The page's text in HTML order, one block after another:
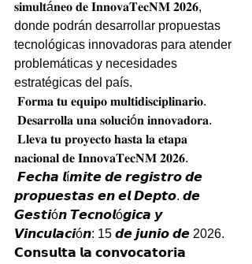
𝐬𝐢𝐦𝐮𝐥𝐭á𝐧𝐞𝐨 𝐝𝐞 𝐈𝐧𝐧𝐨𝐯𝐚𝐓𝐞𝐜𝐍𝐌 𝟐𝟎𝟐𝟔,
donde podrán desarrollar propuestas
tecnológicas innovadoras para atender
problemáticas y necesidades
estratégicas del país.
𝐅𝐨𝐫𝐦𝐚 𝐭𝐮 𝐞𝐪𝐮𝐢𝐩𝐨 𝐦𝐮𝐥𝐭𝐢𝐝𝐢𝐬𝐜𝐢𝐩𝐥𝐢𝐧𝐚𝐫𝐢𝐨.
𝐃𝐞𝐬𝐚𝐫𝐫𝐨𝐥𝐥𝐚 𝐮𝐧𝐚 𝐬𝐨𝐥𝐮𝐜𝐢ó𝐧 𝐢𝐧𝐧𝐨𝐯𝐚𝐝𝐨𝐫𝐚.
𝐋𝐥𝐞𝐯𝐚 𝐭𝐮 𝐩𝐫𝐨𝐲𝐞𝐜𝐭𝐨 𝐡𝐚𝐬𝐭𝐚 𝐥𝐚 𝐞𝐭𝐚𝐩𝐚
𝐧𝐚𝐜𝐢𝐨𝐧𝐚𝐥 𝐝𝐞 𝐈𝐧𝐧𝐨𝐯𝐚𝐓𝐞𝐜𝐍𝐌 𝟐𝟎𝟐𝟔.
𝙁𝙚𝙘𝙝𝙖 𝙡í𝙢𝙞𝙩𝙚 𝙙𝙚 𝙧𝙚𝙜𝙞𝙨𝙩𝙧𝙤 𝙙𝙚
𝙥𝙧𝙤𝙥𝙪𝙚𝙨𝙩𝙖𝙨 𝙚𝙣 𝙚𝙡 𝘿𝙚𝙥𝙩𝙤. 𝙙𝙚
𝙂𝙚𝙨𝙩𝙞ó𝙣 𝙏𝙚𝙘𝙣𝙤𝙡ó𝙜𝙞𝙘𝙖 𝙮
𝙑𝙞𝙣𝙘𝙪𝙡𝙖𝙘𝙞ó𝙣: 15 𝙙𝙚 𝙟𝙪𝙣𝙞𝙤 𝙙𝙚 2026.
𝗖𝗼𝗻𝘀𝘂𝗹𝘁𝗮 𝗹𝗮 𝗰𝗼𝗻𝘃𝗼𝗰𝗮𝘁𝗼𝗿𝗶𝗮